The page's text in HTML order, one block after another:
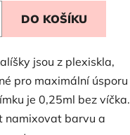
DO KOŠÍKU
jsou z plexiskla,
pro maximální úsporu
je 0,25ml bez víčka.
namixovat barvu a